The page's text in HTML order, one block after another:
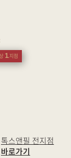
1지점
톡스앤필 전지점
바로가기